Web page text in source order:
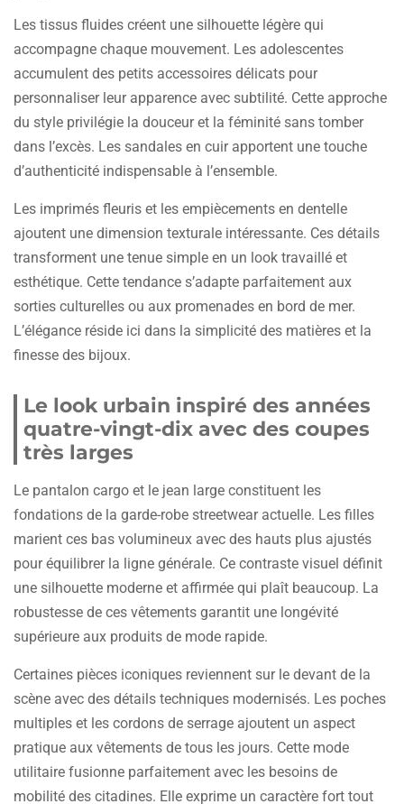
Les tissus fluides créent une silhouette légère qui
accompagne chaque mouvement. Les adolescentes
accumulent des petits accessoires délicats pour
personnaliser leur apparence avec subtilité. Cette approche
du style privilégie la douceur et la féminité sans tomber
dans l’excès. Les sandales en cuir apportent une touche
d’authenticité indispensable à l’ensemble.
Les imprimés fleuris et les empiècements en dentelle
ajoutent une dimension texturale intéressante. Ces détails
transforment une tenue simple en un look travaillé et
esthétique. Cette tendance s’adapte parfaitement aux
sorties culturelles ou aux promenades en bord de mer.
L’élégance réside ici dans la simplicité des matières et la
finesse des bijoux.
Le look urbain inspiré des années
quatre-vingt-dix avec des coupes
très larges
Le pantalon cargo et le jean large constituent les
fondations de la garde-robe streetwear actuelle. Les filles
marient ces bas volumineux avec des hauts plus ajustés
pour équilibrer la ligne générale. Ce contraste visuel définit
une silhouette moderne et affirmée qui plaît beaucoup. La
robustesse de ces vêtements garantit une longévité
supérieure aux produits de mode rapide.
Certaines pièces iconiques reviennent sur le devant de la
scène avec des détails techniques modernisés. Les poches
multiples et les cordons de serrage ajoutent un aspect
pratique aux vêtements de tous les jours. Cette mode
utilitaire fusionne parfaitement avec les besoins de
mobilité des citadines. Elle exprime un caractère fort tout